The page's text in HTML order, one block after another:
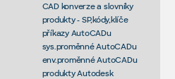
CAD konverze a slovníky
produkty - SP,kódy,klíče
příkazy AutoCADu
sys.proměnné AutoCADu
env.proměnné AutoCADu
produkty Autodesk